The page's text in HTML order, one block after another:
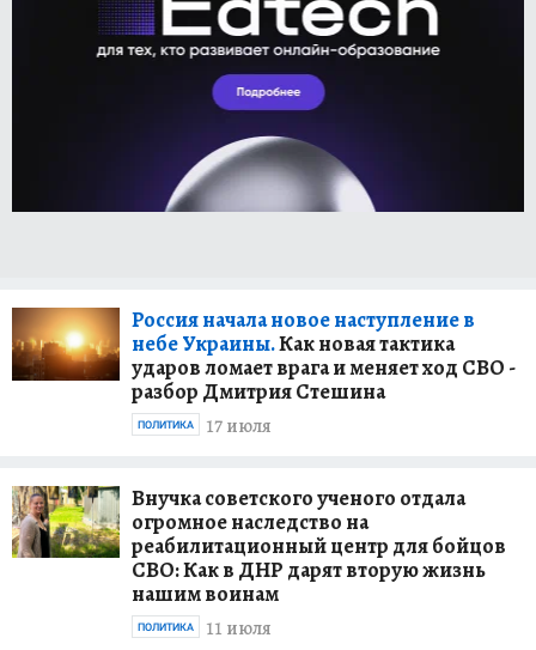
публикуются на сайте KP.RU.
Что происходит в зоне боевых действий? Как
обстоят дела в тылу? Как проходит
восстановление Мариуполя и других городов,
пострадавших от обстрелов украинских
националистов? Что говорят жители ДНР,
ЛНР, Запорожья и Херсона? На эти и другие
Александр Коц, Дмитрий Стешин, Григорий
Кубатьян в своих репортажах всегда готовы
поделиться с читателями интересными
деталями, своими наблюдениями и
оперативно взять комментарии у
действий и мирных жителей, ставших
очевидцами тех или иных событий.
Материалы наших журналистов в
видеоформате смотрите на нашем YouTube-
"Репортажи военкоров "Комсомольской
Россия начала новое наступление в
небе Украины.Как новая тактика
ударов ломает врага и меняет ход СВО -
разбор Дмитрия Стешина
17 июля
ПОЛИТИКА
Внучка советского ученого отдала
огромное наследство на
реабилитационный центр для бойцов
СВО: Как в ДНР дарят вторую жизнь
нашим воинам
11 июля
ПОЛИТИКА